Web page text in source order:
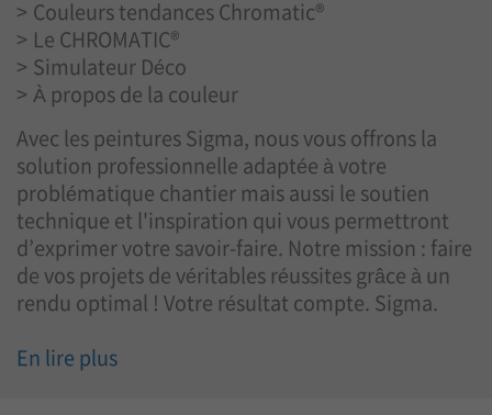
Couleurs tendances Chromatic®
Le CHROMATIC®
Simulateur Déco
À propos de la couleur
Avec les peintures Sigma, nous vous offrons la
solution professionnelle adaptée à votre
problématique chantier mais aussi le soutien
technique et l'inspiration qui vous permettront
d’exprimer votre savoir-faire. Notre mission : faire
de vos projets de véritables réussites grâce à un
rendu optimal ! Votre résultat compte. Sigma.
En lire plus